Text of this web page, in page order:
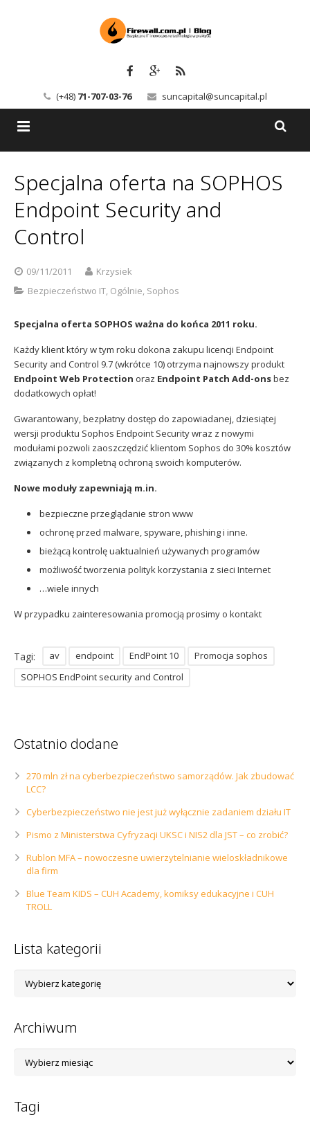
(+48) 71-707-03-76 suncapital@suncapital.pl
Backup-Solutions
Bezpieczeństwo IT
Serwery pocztowe
Sophos
Usługi
Newsletter
Kontakt
Polityka prywatności
Specjalna oferta na SOPHOS
Endpoint Security and
Control
09/11/2011
Krzysiek
Bezpieczeństwo IT, Ogólnie, Sophos
Specjalna oferta SOPHOS ważna do końca 2011 roku.
Każdy klient który w tym roku dokona zakupu licencji Endpoint
Security and Control 9.7 (wkrótce 10) otrzyma najnowszy produkt
Endpoint Web Protection oraz Endpoint Patch Add-onsbez
dodatkowych opłat!
Gwarantowany, bezpłatny dostęp do zapowiadanej, dziesiątej
wersji produktu Sophos Endpoint Security wraz z nowymi
modułami pozwoli zaoszczędzić klientom Sophos do 30% kosztów
związanych z kompletną ochroną swoich komputerów.
Nowe moduły zapewniają m.in.
bezpieczne przeglądanie stron www
ochronę przed malware, spyware, phishing i inne.
bieżącą kontrolę uaktualnień używanych programów
możliwość tworzenia polityk korzystania z sieci Internet
…wiele innych
W przypadku zainteresowania promocją prosimy o kontakt
Tagi: av endpoint EndPoint 10
Promocja sophos
SOPHOS EndPoint security and Control
Ostatnio dodane
270 mln zł na cyberbezpieczeństwo samorządów. Jak zbudować
LCC?
Cyberbezpieczeństwo nie jest już wyłącznie zadaniem działu IT
Pismo z Ministerstwa Cyfryzacji UKSC i NIS2 dla JST – co zrobić?
Rublon MFA – nowoczesne uwierzytelnianie wieloskładnikowe
dla firm
Blue Team KIDS – CUH Academy, komiksy edukacyjne i CUH
TROLL
Lista kategorii
kategorii
Archiwum
Tagi